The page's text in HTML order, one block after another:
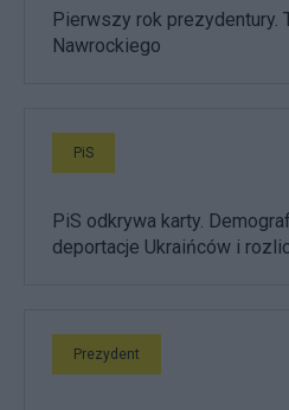
Pierwszy rok prezydentury.
Nawrockiego
PiS
PiS odkrywa karty.
deportacje Ukraińców i
Prezydent